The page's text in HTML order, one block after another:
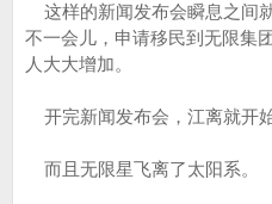
这样的新闻发布会瞬息之间
不一会儿，申请移民到无限集
人大大增加。
开完新闻发布会，江离就开始
而且无限星飞离了太阳系。